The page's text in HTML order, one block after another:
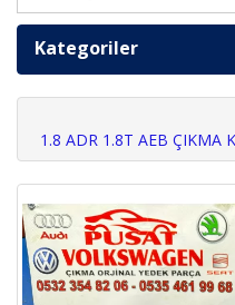
Kategoriler
1.8 ADR 1.8T AEB ÇIKMA